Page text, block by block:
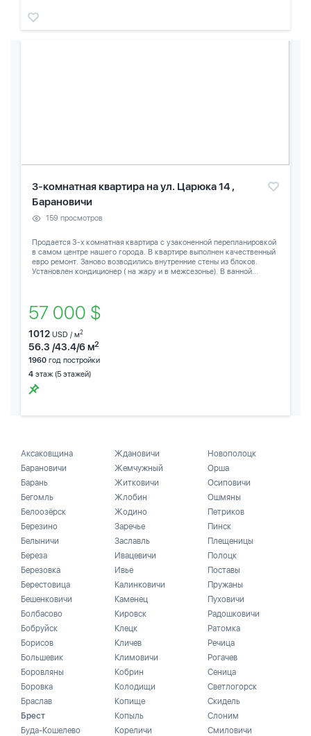
3-комнатная квартира на ул. Царюка 14 ,
Барановичи
159 просмотров
Продается 3-х комнатная квартира с узаконенной перепланировкой
в самом центре нашего города. В квартире выполнен качественный
евро ремонт. Заново возводились внутренние стены из блоков.
Установлен кондиционер ( на жару и в межсезонье). В ванной...
57 000 $
1012 USD / м2
56.3 /43.4/6 м2
1960 год постройки
4 этаж (5 этажей)
Аксаковщина
Барановичи
Барань
Бегомль
Белоозёрск
Березино
Белыничи
Береза
Березовка
Берестовица
Бешенковичи
Болбасово
Бобруйск
Борисов
Большевик
Боровляны
Боровка
Браслав
Брест
Буда-Кошелево
Ждановичи
Жемчужный
Житковичи
Жлобин
Жодино
Заречье
Заславль
Ивацевичи
Ивье
Калинковичи
Каменец
Кировск
Клецк
Кличев
Климовичи
Кобрин
Колодищи
Копище
Копыль
Кореличи
Новополоцк
Орша
Осиповичи
Ошмяны
Петриков
Пинск
Плещеницы
Полоцк
Поставы
Пружаны
Пуховичи
Радошковичи
Ратомка
Речица
Рогачев
Сеница
Светлогорск
Скидель
Слоним
Смиловичи